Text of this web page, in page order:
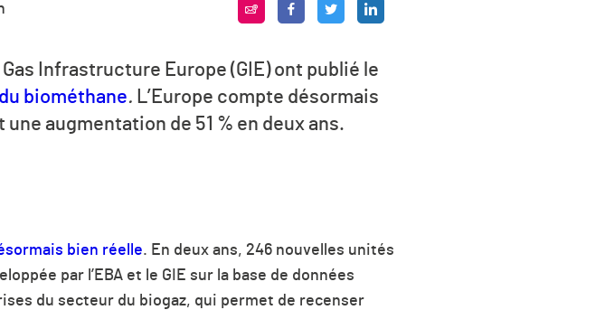
Infrastructure Europe (GIE) ont publié le
biométhane. L’Europe compte désormais
augmentation de 51 % en deux ans.
bien réelle. En deux ans, 246 nouvelles unités
par l’EBA et le GIE sur la base de données
du secteur du biogaz, qui permet de recenser